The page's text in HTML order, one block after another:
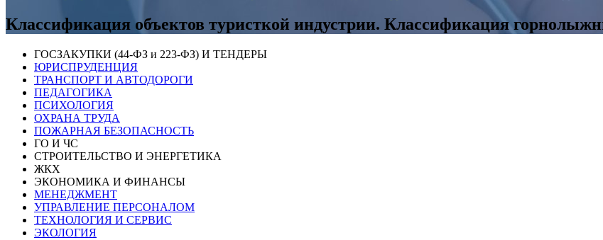
Классификация объектов туристкой индустрии. Классификация
ГОСЗАКУПКИ (44-ФЗ и 223-ФЗ) И ТЕНДЕРЫ
ЮРИСПРУДЕНЦИЯ
ТРАНСПОРТ И АВТОДОРОГИ
ПЕДАГОГИКА
ПСИХОЛОГИЯ
ОХРАНА ТРУДА
ПОЖАРНАЯ БЕЗОПАСНОСТЬ
ГО И ЧС
СТРОИТЕЛЬСТВО И ЭНЕРГЕТИКА
ЖКХ
ЭКОНОМИКА И ФИНАНСЫ
МЕНЕДЖМЕНТ
УПРАВЛЕНИЕ ПЕРСОНАЛОМ
ТЕХНОЛОГИЯ И СЕРВИС
ЭКОЛОГИЯ